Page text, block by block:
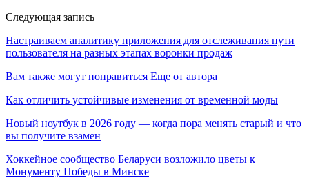
Следующая запись
Настраиваем аналитику приложения для отслеживания пути
пользователя на разных этапах воронки продаж
Вам также могут понравиться Еще от автора
Как отличить устойчивые изменения от временной моды
Новый ноутбук в 2026 году — когда пора менять старый и что
вы получите взамен
Хоккейное сообщество Беларуси возложило цветы к
Монументу Победы в Минске